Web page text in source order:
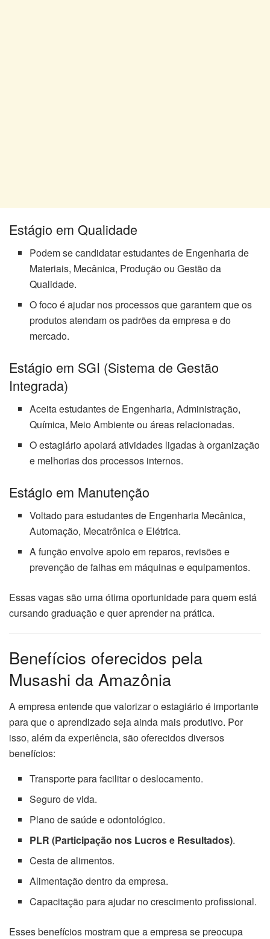
Estágio em Qualidade
Podem se candidatar estudantes de Engenharia de
Materiais, Mecânica, Produção ou Gestão da
Qualidade.
O foco é ajudar nos processos que garantem que os
produtos atendam os padrões da empresa e do
mercado.
Estágio em SGI (Sistema de Gestão
Integrada)
Aceita estudantes de Engenharia, Administração,
Química, Meio Ambiente ou áreas relacionadas.
O estagiário apoiará atividades ligadas à organização
e melhorias dos processos internos.
Estágio em Manutenção
Voltado para estudantes de Engenharia Mecânica,
Automação, Mecatrônica e Elétrica.
A função envolve apoio em reparos, revisões e
prevenção de falhas em máquinas e equipamentos.
Essas vagas são uma ótima oportunidade para quem está
cursando graduação e quer aprender na prática.
Benefícios oferecidos pela
Musashi da Amazônia
A empresa entende que valorizar o estagiário é importante
para que o aprendizado seja ainda mais produtivo. Por
isso, além da experiência, são oferecidos diversos
benefícios:
Transporte para facilitar o deslocamento.
Seguro de vida.
Plano de saúde e odontológico.
PLR (Participação nos Lucros e Resultados).
Cesta de alimentos.
Alimentação dentro da empresa.
Capacitação para ajudar no crescimento profissional.
Esses benefícios mostram que a empresa se preocupa